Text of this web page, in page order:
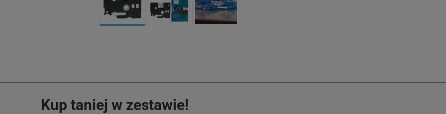
Kup taniej w zestawie!